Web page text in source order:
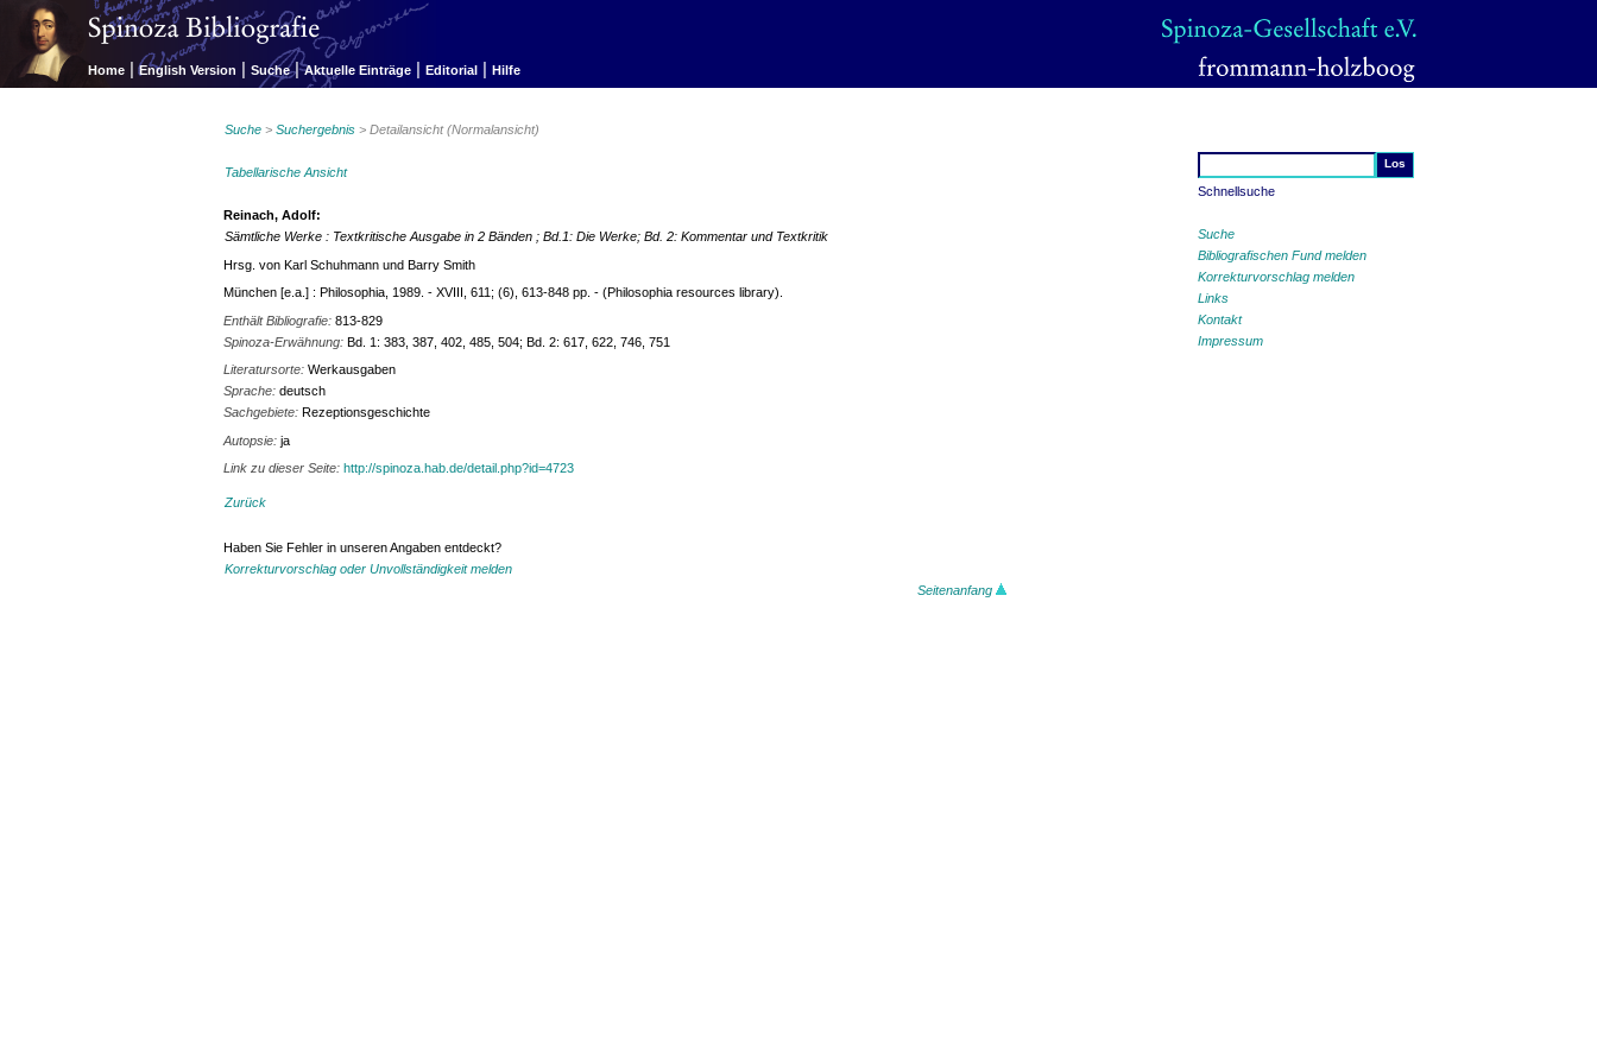
Home | English Version | Suche | Aktuelle Einträge | Editorial | Hilfe
Schnellsuche
Suche
Bibliografischen Fund melden
Korrekturvorschlag melden
Links
Kontakt
Impressum
Suche >Suchergebnis > Detailansicht (Normalansicht)
Tabellarische Ansicht
Reinach, Adolf:
Sämtliche Werke : Textkritische Ausgabe in 2 Bänden ; Bd.1: Die Werke; Bd. 2: Kommentar und Textkritik
Hrsg. von Karl Schuhmann und Barry Smith
München [e.a.] : Philosophia, 1989. - XVIII, 611; (6), 613-848 pp. - (Philosophia resources library).
Enthält Bibliografie:813-829
Spinoza-Erwähnung:Bd. 1: 383, 387, 402, 485, 504; Bd. 2: 617, 622, 746, 751
Literatursorte:Werkausgaben
Sprache:deutsch
Sachgebiete:Rezeptionsgeschichte
Autopsie:ja
Link zu dieser Seite:http://spinoza.hab.de/detail.php?id=4723
Zurück
Haben Sie Fehler in unseren Angaben entdeckt?
Korrekturvorschlag oder Unvollständigkeit melden
Seitenanfang